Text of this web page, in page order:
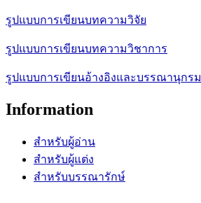
รูปแบบการเขียนบทความวิจัย
รูปแบบการเขียนบทความวิชาการ
รูปแบบการเขียนอ้างอิงและบรรณานุกรม
Information
สำหรับผู้อ่าน
สำหรับผู้แต่ง
สำหรับบรรณารักษ์